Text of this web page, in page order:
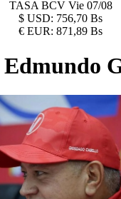
TASA BCV Vie 07/08
$ USD: 756,70 Bs
€ EUR: 871,89 Bs
Edmundo